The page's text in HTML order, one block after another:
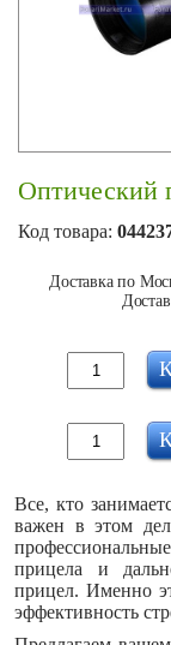
Оптический
Код товара:
Доставка по
Все, кто
важен в этом
прицела и
прицел. Именно
эффективность